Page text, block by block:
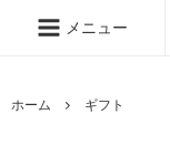
メニュー
ホーム ギフト